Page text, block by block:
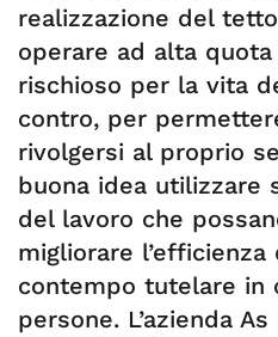
realizzazione del
operare ad alta
rischioso per la vita
contro, per
rivolgersi al proprio
buona idea utilizzare
del lavoro che
migliorare
contempo tutelare in
persone. L’azienda